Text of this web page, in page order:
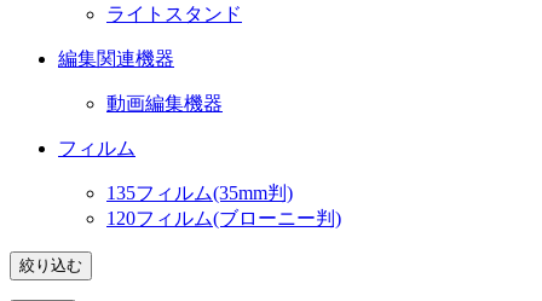
ライトスタンド
編集関連機器
動画編集機器
フィルム
135フィルム(35mm判)
120フィルム(ブローニー判)
絞り込む